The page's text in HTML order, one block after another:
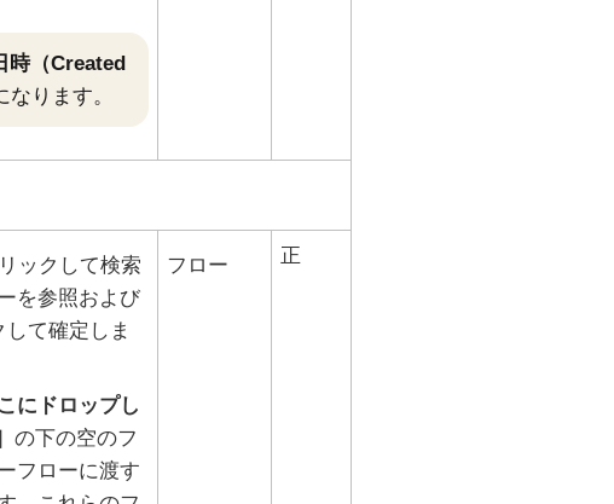
時（Created
ります。
ックして検索
を参照および
して確定しま
にドロップし
の下の空のフ
フローに渡す
フロー 正